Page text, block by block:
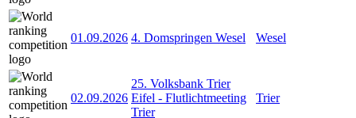
01.09.2026 4. Domspringen Wesel Wesel
02.09.2026
25. Volksbank Trier
Eifel - Flutlichtmeeting
Trier
Trier